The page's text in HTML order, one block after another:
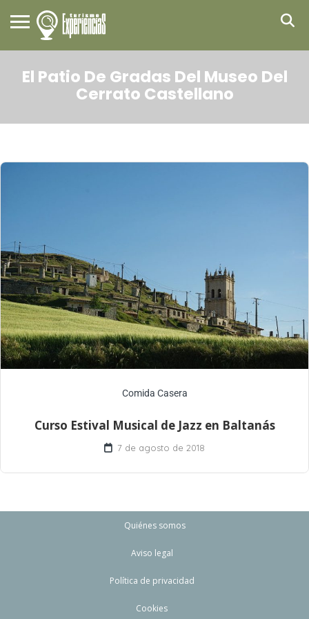
El Patio De Gradas Del Museo Del
Cerrato Castellano
Comida Casera
Curso Estival Musical de Jazz en Baltanás
7 de agosto de 2018
Quiénes somos
Aviso legal
Política de privacidad
Cookies